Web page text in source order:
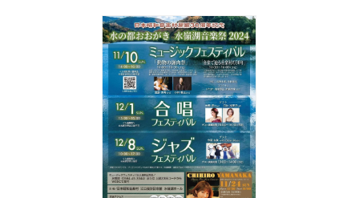
DISCOGRAPHY
GALLERY
CONTACT
MAIL MAGAZINE